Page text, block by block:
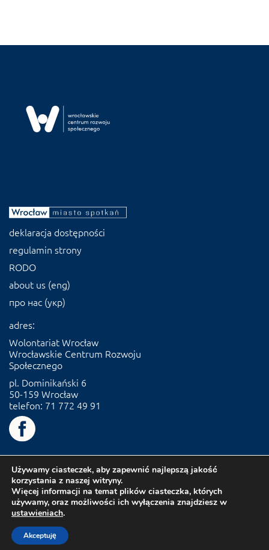
deklaracja dostępności
regulamin strony
RODO
about us (eng)
про нас (укр)
adres:
Wolontariat Wrocław
Wrocławskie Centrum Rozwoju
Społecznego
pl. Dominikański 6
50-159 Wrocław
telefon: 71 772 49 91
Używamy ciasteczek, aby zapewnić najlepszą jakość
korzystania z naszej witryny.
Więcej informacji na temat plików ciasteczka, których
używamy, oraz możliwości ich wyłączenia znajdziesz w
ustawieniach.
Akceptuję